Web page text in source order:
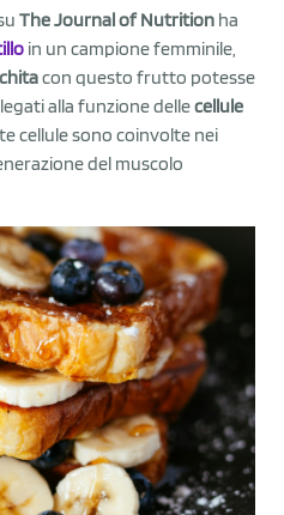
The Journal of Nutrition ha
in un campione femminile,
con questo frutto potesse
alla funzione dellecellule
cellule sono coinvolte nei
del muscolo